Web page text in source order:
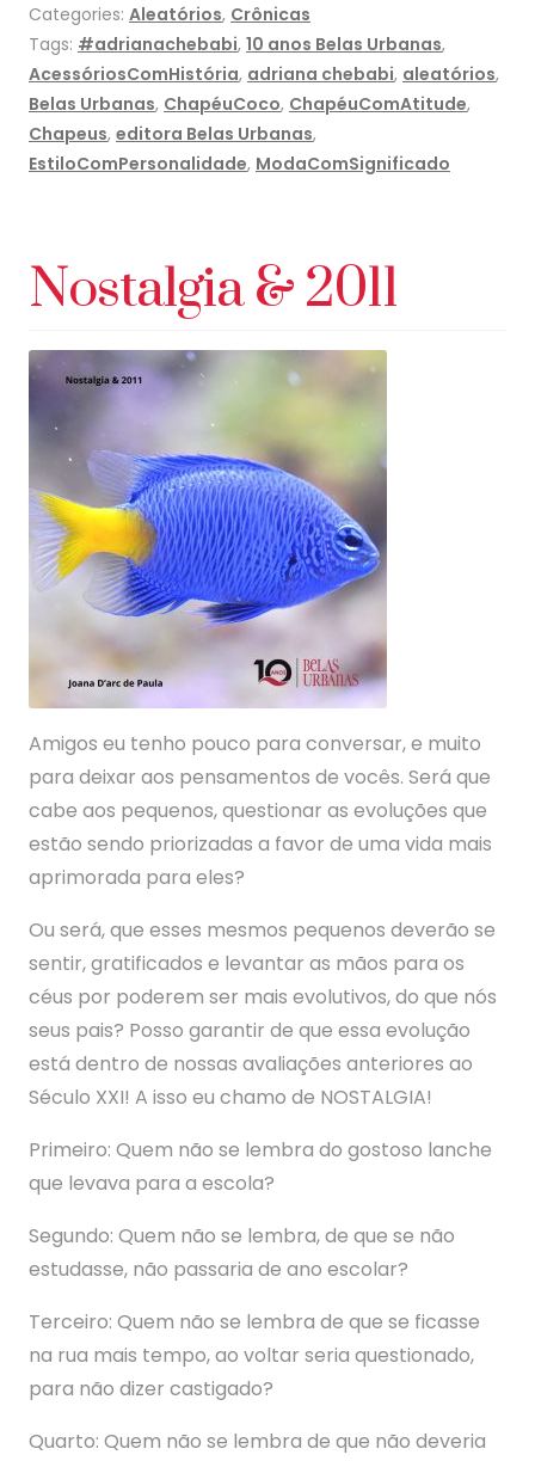
Categories: Aleatórios, Crônicas
Tags: #adrianachebabi, 10 anos Belas Urbanas,
AcessóriosComHistória, adriana chebabi, aleatórios,
Belas Urbanas, ChapéuCoco, ChapéuComAtitude,
Chapeus, editora Belas Urbanas,
EstiloComPersonalidade, ModaComSignificado
Nostalgia & 2011
Amigos eu tenho pouco para conversar, e muito
para deixar aos pensamentos de vocês. Será que
cabe aos pequenos, questionar as evoluções que
estão sendo priorizadas a favor de uma vida mais
aprimorada para eles?
Ou será, que esses mesmos pequenos deverão se
sentir, gratificados e levantar as mãos para os
céus por poderem ser mais evolutivos, do que nós
seus pais? Posso garantir de que essa evolução
está dentro de nossas avaliações anteriores ao
Século XXI! A isso eu chamo de NOSTALGIA!
Primeiro: Quem não se lembra do gostoso lanche
que levava para a escola?
Segundo: Quem não se lembra, de que se não
estudasse, não passaria de ano escolar?
Terceiro: Quem não se lembra de que se ficasse
na rua mais tempo, ao voltar seria questionado,
para não dizer castigado?
Quarto: Quem não se lembra de que não deveria